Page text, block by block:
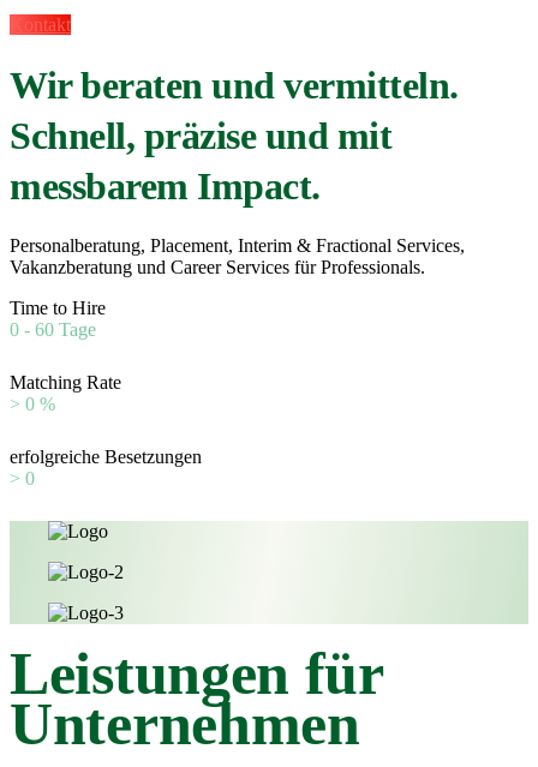
Kontakt
Wir beraten und vermitteln.
Schnell, präzise und mit
messbarem Impact.
Personalberatung, Placement, Interim & Fractional Services,
Vakanzberatung und Career Services für Professionals.
Time to Hire
0 - 60 Tage
Matching Rate
> 0 %
erfolgreiche Besetzungen
> 0
Leistungen für
Unternehmen